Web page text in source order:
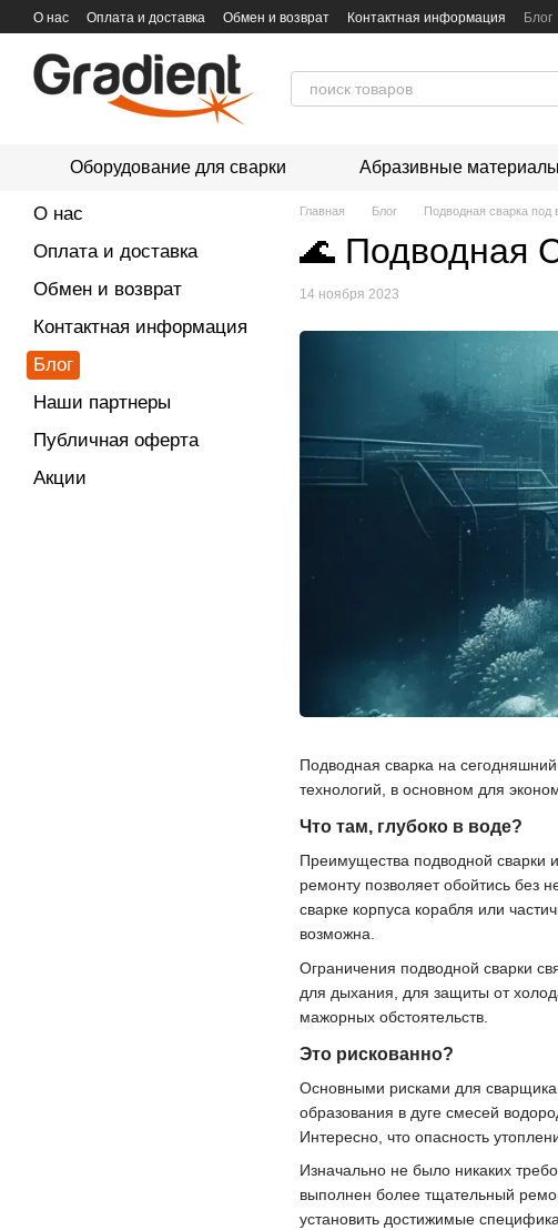
Перейти к основному контенту
О нас Оплата и доставка Обмен и возврат Контактная информация Блог
Оборудование для сварки Абразивные материалы
Главная Блог Подводная сварка под
🌊 Подводная
14 ноября 2023
Подводная сварка на
технологий, в основном для
Что там, глубоко в воде?
Преимущества подводной сварки
ремонту позволяет обойтись без
сварке корпуса корабля или
возможна.
Ограничения подводной сварки
для дыхания, для защиты от
мажорных обстоятельств.
Это рискованно?
Основными рисками для
образования в дуге смесей
Интересно, что опасность
Изначально не было никаких
выполнен более тщательный
установить достижимые
О нас
Оплата и доставка
Обмен и возврат
Контактная информация
Блог
Наши партнеры
Публичная оферта
Акции